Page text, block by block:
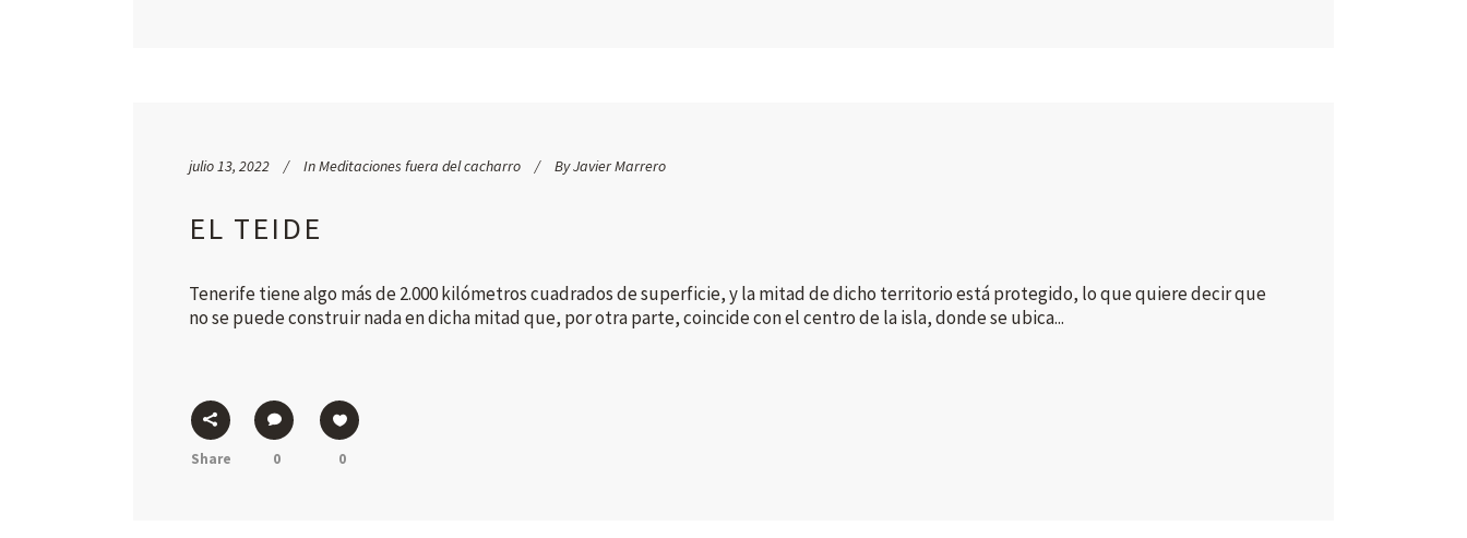
julio 13, 2022 InMeditaciones fuera del cacharro ByJavier Marrero
EL TEIDE
Tenerife tiene algo más de 2.000 kilómetros cuadrados de superficie, y la mitad de dicho territorio está protegido, lo que quiere decir que
no se puede construir nada en dicha mitad que, por otra parte, coincide con el centro de la isla, donde se ubica...
Share 0 0